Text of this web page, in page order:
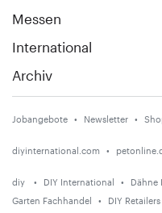
Messen
International
Archiv
Jobangebote Newsletter
diyinternational.com
diy DIY International Dähne
Garten Fachhandel
DIY